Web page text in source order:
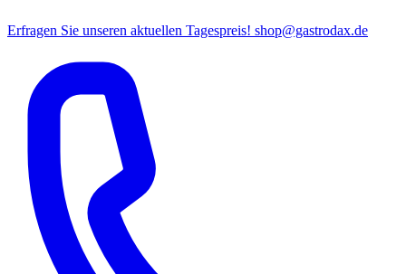
Erfragen Sie unseren aktuellen Tagespreis! shop@gastrodax.de